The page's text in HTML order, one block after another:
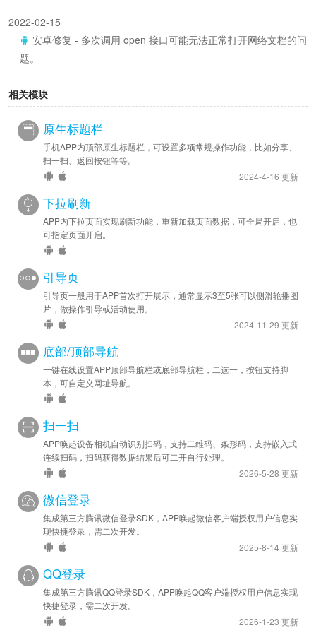
2022-02-15
安卓修复 - 多次调用 open 接口可能无法正常打开网络文档的问
题。
相关模块
原生标题栏
手机APP内顶部原生标题栏，可设置多项常规操作功能，比如分享、
扫一扫、返回按钮等等。
2024-4-16 更新
下拉刷新
APP内下拉页面实现刷新功能，重新加载页面数据，可全局开启，也
可指定页面开启。
引导页
引导页一般用于APP首次打开展示，通常显示3至5张可以侧滑轮播图
片，做操作引导或活动使用。
2024-11-29 更新
底部/顶部导航
一键在线设置APP顶部导航栏或底部导航栏，二选一，按钮支持脚
本，可自定义网址导航。
扫一扫
APP唤起设备相机自动识别扫码，支持二维码、条形码，支持嵌入式
连续扫码，扫码获得数据结果后可二开自行处理。
2026-5-28 更新
微信登录
集成第三方腾讯微信登录SDK，APP唤起微信客户端授权用户信息实
现快捷登录，需二次开发。
2025-8-14 更新
QQ登录
集成第三方腾讯QQ登录SDK，APP唤起QQ客户端授权用户信息实现
快捷登录，需二次开发。
2026-1-23 更新